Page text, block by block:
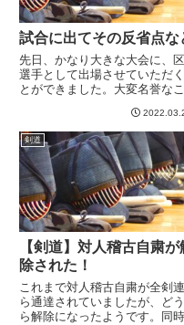
試合に出てその反省点な
先日、かなり大きな大会に、
選手として出場させていただ
とができました。大変名誉な
には大感謝です。チーム最年長
いうことで恐れ多くも大将を
させていただきました。大会全
でもかなり年長でしたね。。。
さ...
剣道
【剣道】対人稽古自粛が
除された！
これまで対人稽古自粛が全剣
ら通達されていましたが、ど
ら解除になったようです。同